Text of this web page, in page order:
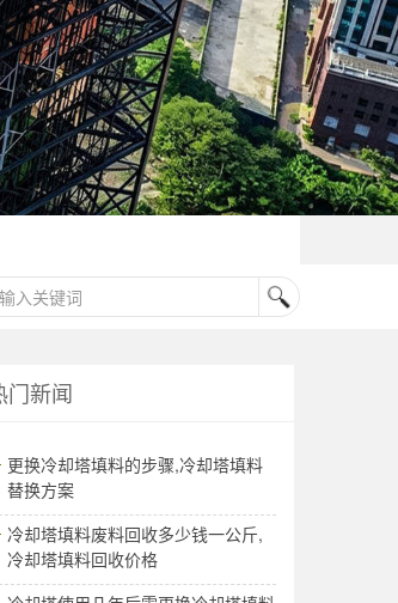
门新闻
更换冷却塔填料的步骤,冷却塔填料
替换方案
冷却塔填料废料回收多少钱一公斤,
冷却塔填料回收价格